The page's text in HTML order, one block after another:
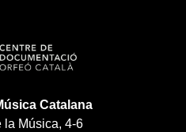
Catalana
la Música, 4-6